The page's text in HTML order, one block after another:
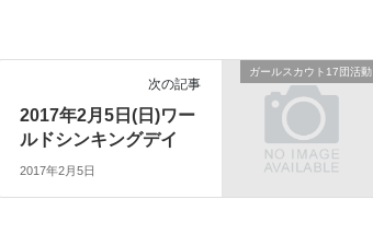
ガールスカウト17団活動
次の記事
2017年2月5日(日)ワー
ルドシンキングデイ
2017年2月5日